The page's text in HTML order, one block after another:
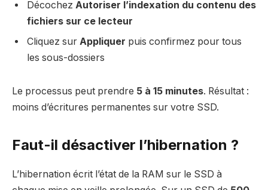
Décochez Autoriser l’indexation du contenu des
fichiers sur ce lecteur
Cliquez sur Appliquer puis confirmez pour tous
les sous-dossiers
Le processus peut prendre 5 à 15 minutes. Résultat :
moins d’écritures permanentes sur votre SSD.
Faut-il désactiver l’hibernation ?
L’hibernation écrit l’état de la RAM sur le SSD à